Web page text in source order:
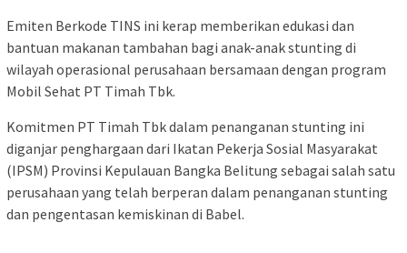
Emiten Berkode TINS ini kerap memberikan edukasi dan
bantuan makanan tambahan bagi anak-anak stunting di
wilayah operasional perusahaan bersamaan dengan program
Mobil Sehat PT Timah Tbk.
Komitmen PT Timah Tbk dalam penanganan stunting ini
diganjar penghargaan dari Ikatan Pekerja Sosial Masyarakat
(IPSM) Provinsi Kepulauan Bangka Belitung sebagai salah satu
perusahaan yang telah berperan dalam penanganan stunting
dan pengentasan kemiskinan di Babel.